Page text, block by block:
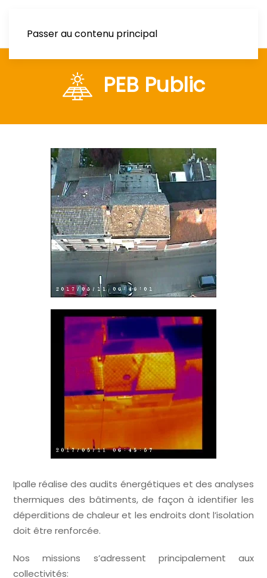
Passer au contenu principal
PEB Public
Ipalle réalise des audits énergétiques et des analyses
thermiques des bâtiments, de façon à identifier les
déperditions de chaleur et les endroits dont l’isolation
doit être renforcée.
Nos missions s’adressent principalement aux
collectivités: